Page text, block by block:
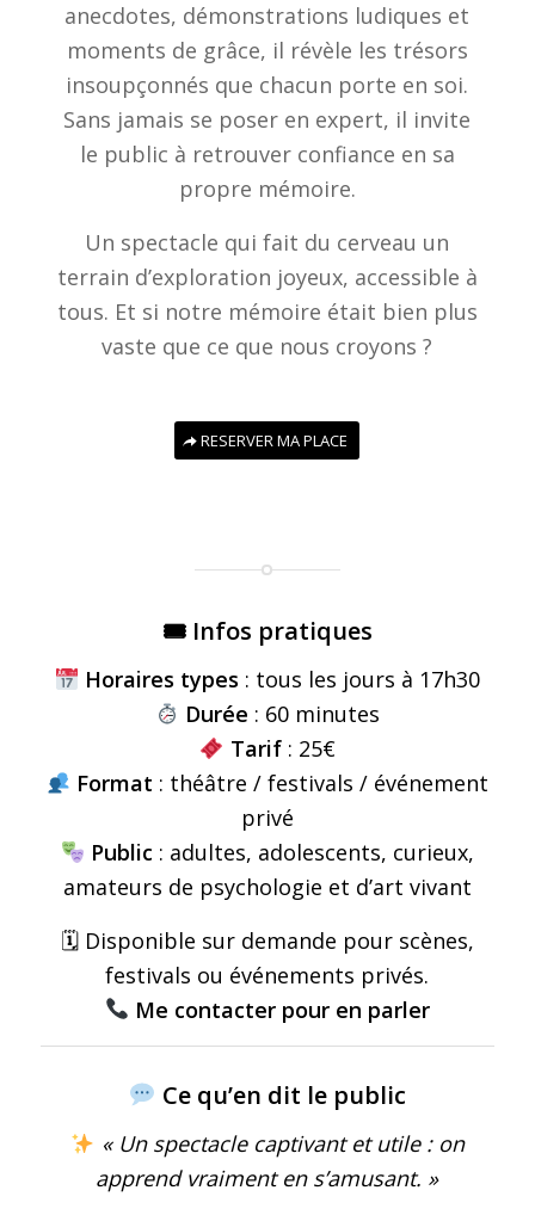
anecdotes, démonstrations ludiques et
moments de grâce, il révèle les trésors
insoupçonnés que chacun porte en soi.
Sans jamais se poser en expert, il invite
le public à retrouver confiance en sa
propre mémoire.
Un spectacle qui fait du cerveau un
terrain d’exploration joyeux, accessible à
tous. Et si notre mémoire était bien plus
vaste que ce que nous croyons ?
RESERVER MA PLACE
🎟 Infos pratiques
Horaires types : tous les jours à 17h30
Durée : 60 minutes
Tarif: 25€
Format : théâtre / festivals / événement
privé
Public : adultes, adolescents, curieux,
amateurs de psychologie et d’art vivant
🗓 Disponible sur demande pour scènes,
festivals ou événements privés.
Me contacter pour en parler
Ce qu’en dit le public
« Un spectacle captivant et utile : on
apprend vraiment en s’amusant. »